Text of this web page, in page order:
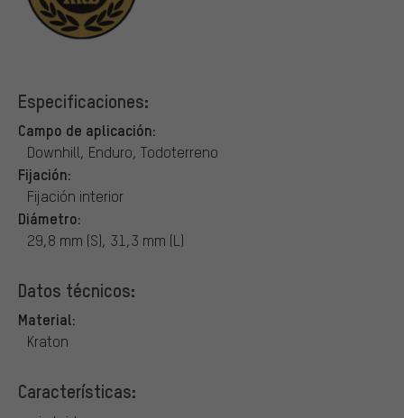
Especificaciones:
Campo de aplicación:
Downhill, Enduro, Todoterreno
Fijación:
Fijación interior
Diámetro:
29,8 mm (S), 31,3 mm (L)
Datos técnicos:
Material:
Kraton
Características: